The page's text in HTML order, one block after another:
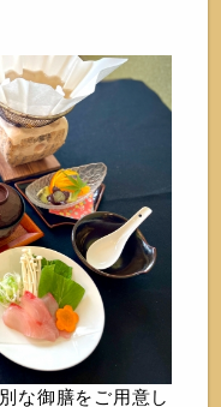
な御膳をご用意し